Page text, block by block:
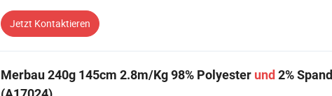
Jetzt Kontaktieren
Merbau 240g 145cm 2.8m/Kg 98% Polyester und 2%